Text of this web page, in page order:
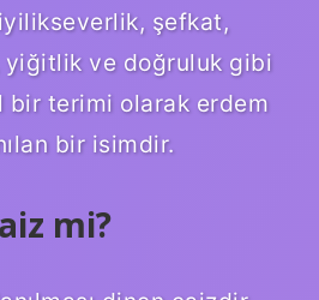
şefkat,
yiğitlik ve doğruluk gibi
bir terimi olarak erdem
bir isimdir.
mi?